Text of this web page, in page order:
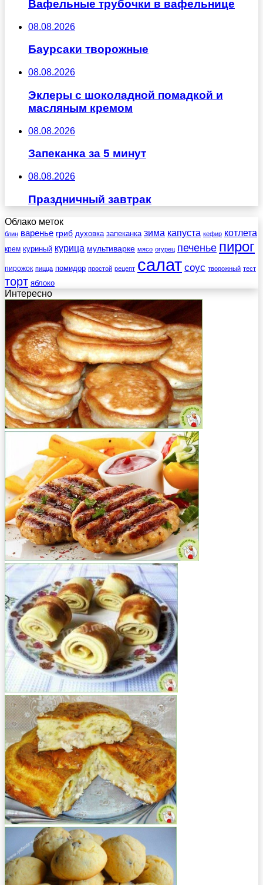
Вафельные трубочки в вафельнице
08.08.2026
Баурсаки творожные
08.08.2026
Эклеры с шоколадной помадкой и
масляным кремом
08.08.2026
Запеканка за 5 минут
08.08.2026
Праздничный завтрак
Облако меток
блин варенье гриб духовка запеканка зима капуста кефир котлета
крем куриный курица мультиварке мясо огурец печенье пирог
пирожок пицца помидор простой рецепт салат соус творожный тест
торт яблоко
Интересно